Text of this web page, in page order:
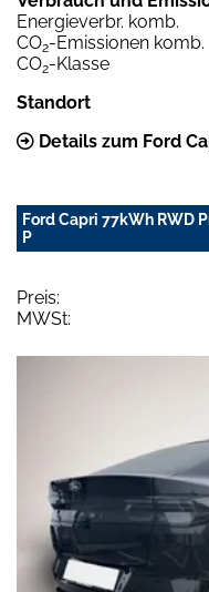
Energieverbr. komb.
CO2-Emissionen komb.
CO2-Klasse
Standort
Details zum Ford
Ford Capri 77kWh RWD
P
Preis:
MWSt: